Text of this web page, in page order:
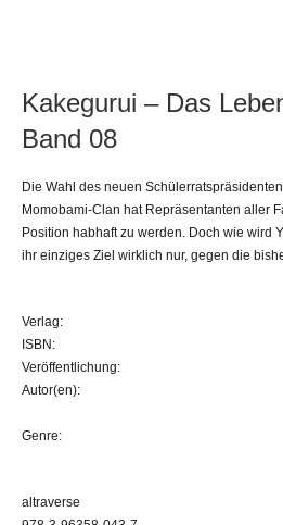
Kakegurui – Das
Band 08
Die Wahl des neuen
Momobami-Clan hat Repräsentanten aller
Position habhaft zu werden. Doch wie wird
ihr einziges Ziel wirklich nur, gegen die
Verlag:
ISBN:
Veröffentlichung:
Autor(en):
Genre:
altraverse